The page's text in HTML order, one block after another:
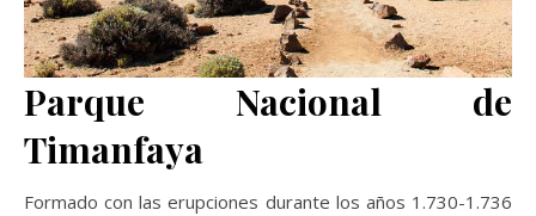
Parque Nacional de
Timanfaya
Formado con las erupciones durante los años 1.730-1.736